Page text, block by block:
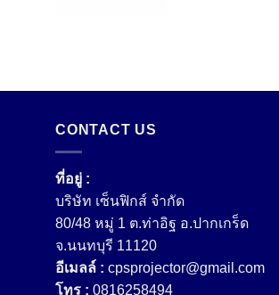
CONTACT US
ที่อยู่ :
บริษัท เซ็นฟิกส์ จํากัด
80/48 หมู่ 1 ต.ท่าอิฐ อ.ปากเกร็ด
จ.นนทบุรี 11120
อีเมลล์ : cpsprojector@gmail.com
โทร : 0816258494